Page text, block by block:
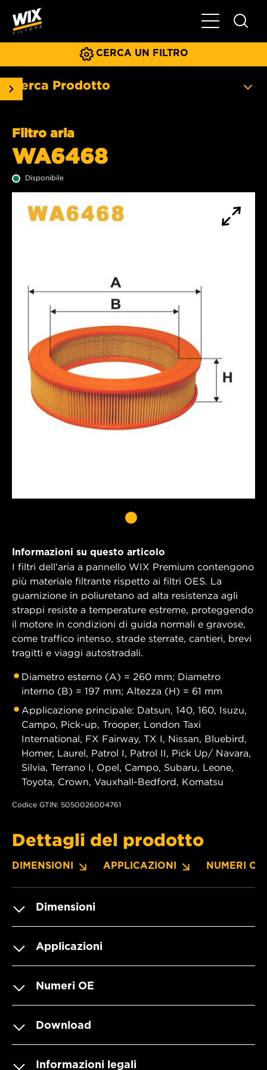
Menu
CERCA UN FILTRO
Cerca Prodotto
Filtro aria
WA6468
Disponibile
Informazioni su questo articolo
I filtri dell'aria a pannello WIX Premium contengono
più materiale filtrante rispetto ai filtri OES. La
guarnizione in poliuretano ad alta resistenza agli
strappi resiste a temperature estreme, proteggendo
il motore in condizioni di guida normali e gravose,
come traffico intenso, strade sterrate, cantieri, brevi
tragitti e viaggi autostradali.
Diametro esterno (A) = 260 mm; Diametro
interno (B) = 197 mm; Altezza (H) = 61 mm
Applicazione principale: Datsun, 140, 160, Isuzu,
Campo, Pick-up, Trooper, London Taxi
International, FX Fairway, TX I, Nissan, Bluebird,
Homer, Laurel, Patrol I, Patrol II, Pick Up/ Navara,
Silvia, Terrano I, Opel, Campo, Subaru, Leone,
Toyota, Crown, Vauxhall-Bedford, Komatsu
Codice GTIN: 5050026004761
Dettagli del prodotto
DIMENSIONI APPLICAZIONI NUMERI OE
Dimensioni
Applicazioni
Numeri OE
Download
Informazioni legali